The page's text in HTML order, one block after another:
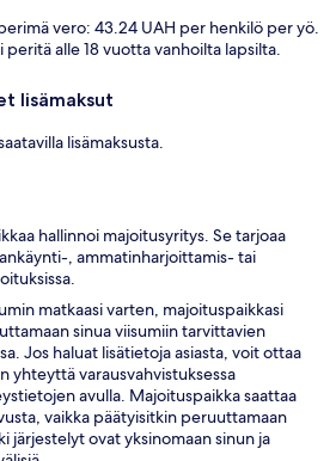
vero: 43.24 UAH per henkilö per yö.
peritä alle 18 vuotta vanhoilta lapsilta.
lisämaksut
lisämaksusta.
hallinnoi majoitusyritys. Se tarjoaa
, ammatinharjoittamis- tai
matkaasi varten, majoituspaikkasi
sinua viisumiin tarvittavien
Jos haluat lisätietoja asiasta, voit ottaa
yhteyttä varausvahvistuksessa
avulla. Majoituspaikka saattaa
vaikka päätyisitkin peruuttamaan
järjestelyt ovat yksinomaan sinun ja